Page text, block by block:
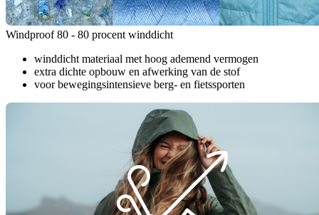
Windproof 80 - 80 procent winddicht
winddicht materiaal met hoog ademend vermogen
extra dichte opbouw en afwerking van de stof
voor bewegingsintensieve berg- en fietssporten